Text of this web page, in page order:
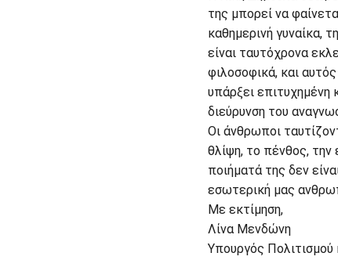
της μπορεί να
καθημερινή γυναίκα,
είναι ταυτόχρονα
φιλοσοφικά, και
υπάρξει επιτυχημένη
διεύρυνση του
Οι άνθρωποι
θλίψη, το πένθος, την
ποιήματά της δεν
εσωτερική μας
Με εκτίμηση,
Λίνα Μενδώνη
Υπουργός Πολιτισμού